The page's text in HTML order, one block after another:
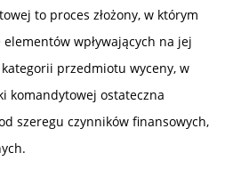
to proces złożony, w którym
wpływających na jej
przedmiotu wyceny, w
komandytowej ostateczna
szeregu czynników finansowych,